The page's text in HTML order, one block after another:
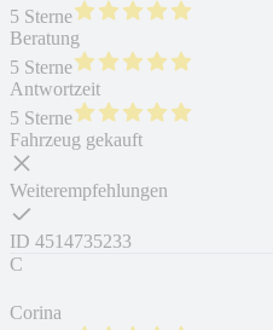
5 Sterne
Beratung
5 Sterne
Antwortzeit
5 Sterne
Fahrzeug gekauft
Weiterempfehlungen
ID 4514735233
C
Corina